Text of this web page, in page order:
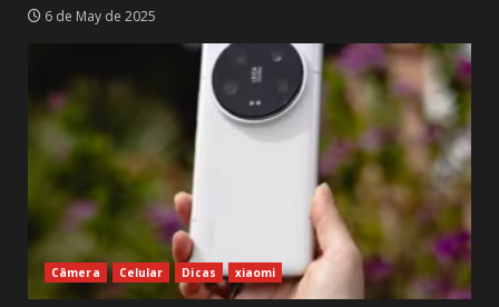
6 de May de 2025
Câmera Celular Dicas xiaomi